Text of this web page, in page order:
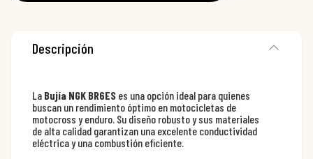
Descripción
La Bujía NGK BR6ES es una opción ideal para quienes
buscan un rendimiento óptimo en motocicletas de
motocross y enduro. Su diseño robusto y sus materiales
de alta calidad garantizan una excelente conductividad
eléctrica y una combustión eficiente.